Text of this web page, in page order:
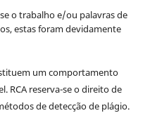
o trabalho e/ou palavras de
estas foram devidamente
um comportamento
RCA reserva-se o direito de
de detecção de plágio.